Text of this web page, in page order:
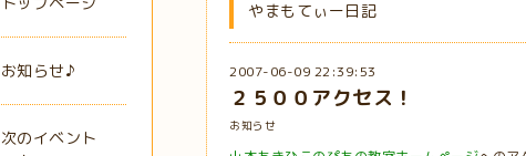
やまもてぃー日記
2007-06-09 22:39:53
２５００アクセス！
お知らせ
お知らせ♪
次のイベント